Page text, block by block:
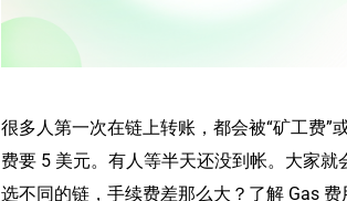
很多人第一次在链上转账，都会被“矿工费”
费要 5 美元。有人等半天还没到帐。大家就
选不同的链，手续费差那么大？了解 Gas